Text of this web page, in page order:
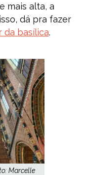
mais alta, a
dá pra fazer
da basílica.
Marcelle